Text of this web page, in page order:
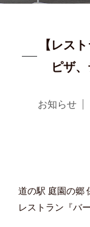
【レス
ピザ
お知らせ
道の駅 庭園の郷
レストラン『バー